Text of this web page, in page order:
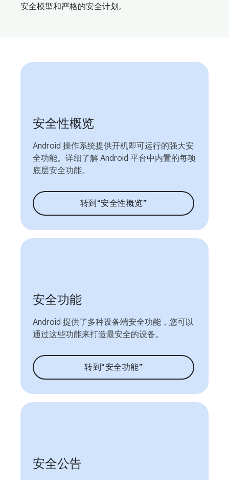
安全模型和严格的安全计划。
安全性概览
Android 操作系统提供开机即可运行的强大安
全功能。详细了解 Android 平台中内置的每项
底层安全功能。
转到“安全性概览”
安全功能
Android 提供了多种设备端安全功能，您可以
通过这些功能来打造最安全的设备。
转到“安全功能”
安全公告